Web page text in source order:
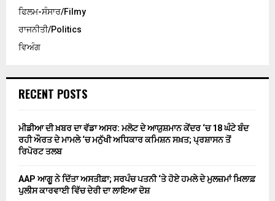
ਫਿਲਮ-ਸੰਸਾਰ/Filmy
ਰਾਜਨੀਤੀ/Politics
ਵਿਅੰਗ
RECENT POSTS
ਮੀਡੀਆ ਦੀ ਖ਼ਬਰ ਦਾ ਵੱਡਾ ਅਸਰ: ਮਲੋਟ ਦੇ ਆਯੁਸ਼ਮਾਨ ਕੇਂਦਰ ‘ਚ 18 ਘੰਟੇ ਬੰਦ
ਰਹੀ ਔਰਤ ਦੇ ਮਾਮਲੇ ‘ਚ ਮਨੁੱਖੀ ਅਧਿਕਾਰ ਕਮਿਸ਼ਨ ਸਖ਼ਤ; ਪ੍ਰਸ਼ਾਸਨ ਤੋਂ
ਰਿਪੋਰਟ ਤਲਬ
AAP ਆਗੂ ਨੇ ਦਿੱਤਾ ਅਸਤੀਫ਼ਾ; ਸਰਪੰਚ ਪਤਨੀ ‘ਤੇ ਹੋਏ ਹਮਲੇ ਦੇ ਮੁਲਜ਼ਮਾਂ ਖ਼ਿਲਾਫ਼
ਪੁਲੀਸ ਕਾਰਵਾਈ ਵਿੱਚ ਦੇਰੀ ਦਾ ਲਾਇਆ ਦੋਸ਼